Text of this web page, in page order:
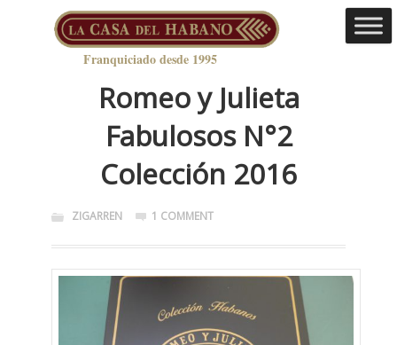
Franquiciado desde 1995
Romeo y Julieta
Fabulosos N°2
Colección 2016
ZIGARREN 1 COMMENT